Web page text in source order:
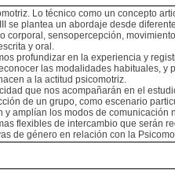
Lo técnico como un concepto
se plantea un abordaje desde
corporal, sensopercepción,
y oral.
profundizar en la experiencia y
las modalidades habituales,
a la actitud psicomotriz.
que nos acompañarán en el
de un grupo, como escenario
amplían los modos de
flexibles de intercambio que serán
de género en relación con la